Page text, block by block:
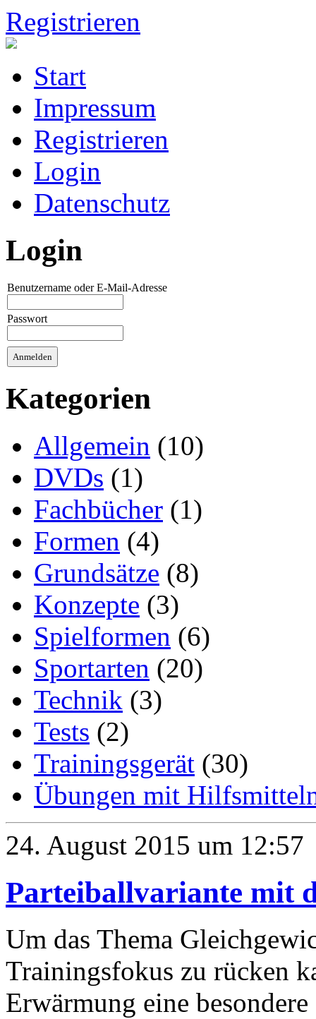
Registrieren
Start
Impressum
Registrieren
Login
Datenschutz
Login
Benutzername oder E-Mail-Adresse
Passwort
Kategorien
Allgemein (10)
DVDs (1)
Fachbücher (1)
Formen (4)
Grundsätze (8)
Konzepte (3)
Spielformen (6)
Sportarten (20)
Technik (3)
Tests (2)
Trainingsgerät (30)
Übungen mit
24. August 2015 um 12:57
Parteiballvariante mit
Um das Thema
Trainingsfokus zu rücken
Erwärmung eine